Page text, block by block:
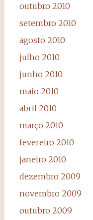
outubro 2010
setembro 2010
agosto 2010
julho 2010
junho 2010
maio 2010
abril 2010
março 2010
fevereiro 2010
janeiro 2010
dezembro 2009
novembro 2009
outubro 2009